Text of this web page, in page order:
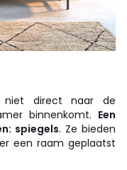
direct naar de
binnenkomt. Een
spiegels. Ze bieden
een raam geplaatst